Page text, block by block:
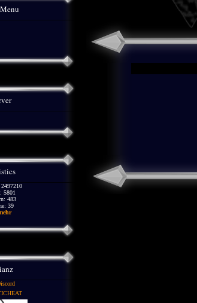
2497210
5801
483
39